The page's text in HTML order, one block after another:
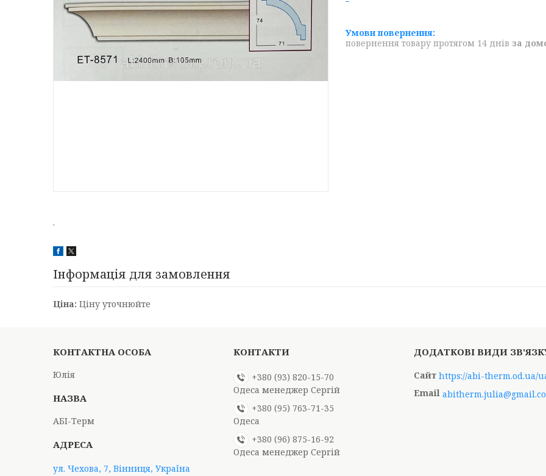
повернення товару протягом 14 днів за
.
Інформація для замовлення
Ціна: Ціну уточнюйте
Юлія
АБІ-Терм
ул. Чехова, 7, Вінниця, Україна
+380 (93) 820-15-70
Одеса менеджер Сергій
+380 (95) 763-71-35
Одеса
+380 (96) 875-16-92
Одеса менеджер Сергій
https://abi-therm.od.ua/